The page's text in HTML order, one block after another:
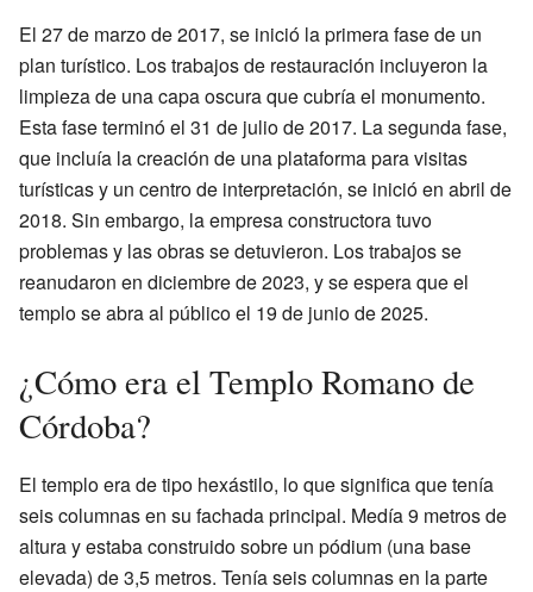
El 27 de marzo de 2017, se inició la primera fase de un
plan turístico. Los trabajos de restauración incluyeron la
limpieza de una capa oscura que cubría el monumento.
Esta fase terminó el 31 de julio de 2017. La segunda fase,
que incluía la creación de una plataforma para visitas
turísticas y un centro de interpretación, se inició en abril de
2018. Sin embargo, la empresa constructora tuvo
problemas y las obras se detuvieron. Los trabajos se
reanudaron en diciembre de 2023, y se espera que el
templo se abra al público el 19 de junio de 2025.
¿Cómo era el Templo Romano de
Córdoba?
El templo era de tipo hexástilo, lo que significa que tenía
seis columnas en su fachada principal. Medía 9 metros de
altura y estaba construido sobre un pódium (una base
elevada) de 3,5 metros. Tenía seis columnas en la parte